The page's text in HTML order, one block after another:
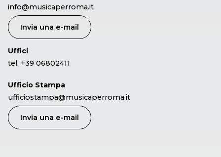
info@musicaperroma.it
Invia una e-mail
Uffici
tel. +39 06802411
Ufficio Stampa
ufficiostampa@musicaperroma.it
Invia una e-mail